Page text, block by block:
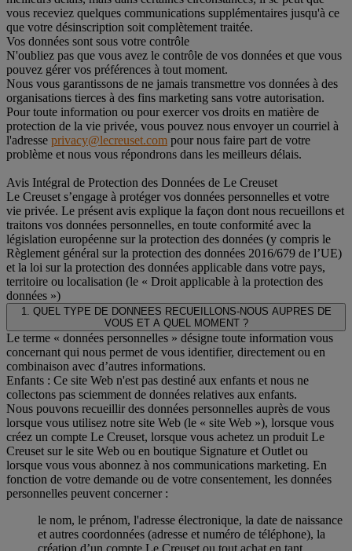
vous receviez quelques communications supplémentaires jusqu'à ce
que votre désinscription soit complètement traitée.
Vos données sont sous votre contrôle
N'oubliez pas que vous avez le contrôle de vos données et que vous
pouvez gérer vos préférences à tout moment.
Nous vous garantissons de ne jamais transmettre vos données à des
organisations tierces à des fins marketing sans votre autorisation.
Pour toute information ou pour exercer vos droits en matière de
protection de la vie privée, vous pouvez nous envoyer un courriel à
l'adresse privacy@lecreuset.com pour nous faire part de votre
problème et nous vous répondrons dans les meilleurs délais.
Avis Intégral de Protection des Données de Le Creuset
Le Creuset s’engage à protéger vos données personnelles et votre
vie privée. Le présent avis explique la façon dont nous recueillons et
traitons vos données personnelles, en toute conformité avec la
législation européenne sur la protection des données (y compris le
Règlement général sur la protection des données 2016/679 de l’UE)
et la loi sur la protection des données applicable dans votre pays,
territoire ou localisation (le « Droit applicable à la protection des
données »)
1. QUEL TYPE DE DONNEES RECUEILLONS-NOUS AUPRES DE
VOUS ET A QUEL MOMENT ?
Le terme « données personnelles » désigne toute information vous
concernant qui nous permet de vous identifier, directement ou en
combinaison avec d’autres informations.
Enfants : Ce site Web n'est pas destiné aux enfants et nous ne
collectons pas sciemment de données relatives aux enfants.
Nous pouvons recueillir des données personnelles auprès de vous
lorsque vous utilisez notre site Web (le « site Web »), lorsque vous
créez un compte Le Creuset, lorsque vous achetez un produit Le
Creuset sur le site Web ou en boutique Signature et Outlet ou
lorsque vous vous abonnez à nos communications marketing. En
fonction de votre demande ou de votre consentement, les données
personnelles peuvent concerner :
le nom, le prénom, l'adresse électronique, la date de naissance
et autres coordonnées (adresse et numéro de téléphone), la
création d’un compte Le Creuset ou tout achat en tant